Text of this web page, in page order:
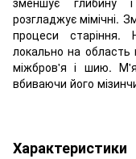
розгладжує мімічні.
процеси старіння.
локально на область
міжбров'я і шию.
вбиваючи його
Характеристики